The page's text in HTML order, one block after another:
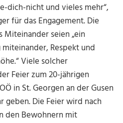
dich-nicht und vieles mehr“,
für das Engagement. Die
Miteinander seien „ein
Respekt und
Viele solcher
Feier zum 20-jährigen
in St. Georgen an der Gusen
geben. Die Feier wird nach
den Bewohnern mit